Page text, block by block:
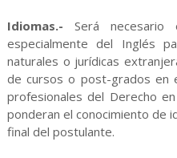
Idiomas.- Será necesario
especialmente del Inglés
naturales o jurídicas
de cursos o post-grados en
profesionales del Derecho
ponderan el conocimiento de
final del postulante.